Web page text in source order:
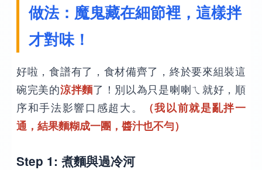
做法：魔鬼藏在細節裡，這樣拌
才對味！
好啦，食譜有了，食材備齊了，終於要來組裝這
碗完美的涼拌麵了！別以為只是喇喇ㄟ就好，順
序和手法影響口感超大。
（我以前就是亂拌一
通，結果麵糊成一團，醬汁也不勻）
Step 1: 煮麵與過冷河